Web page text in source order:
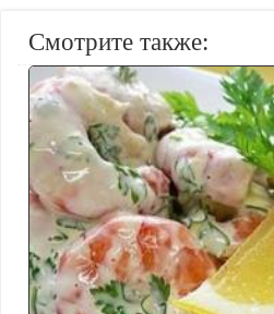
Смотрите также: